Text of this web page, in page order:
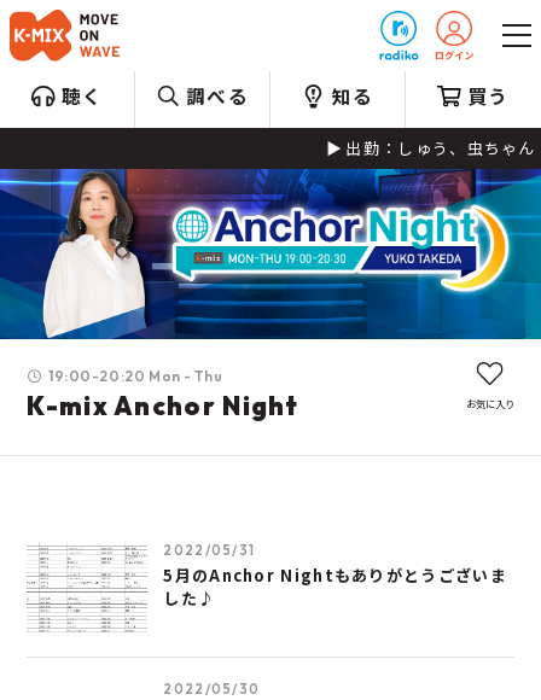
聴く 調べる 知る 買う
出勤：しゅう、虫ちゃん お
19:00-20:20 Mon - Thu
K-mix Anchor Night お気に入り
2022/05/31
5月のAnchor Nightもありがとうございま
した♪
2022/05/30